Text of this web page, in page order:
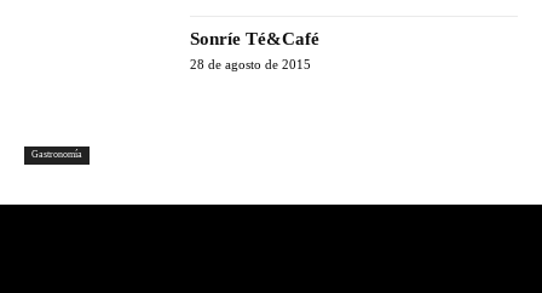
Gastronomía
Sonríe Té&Café
28 de agosto de 2015